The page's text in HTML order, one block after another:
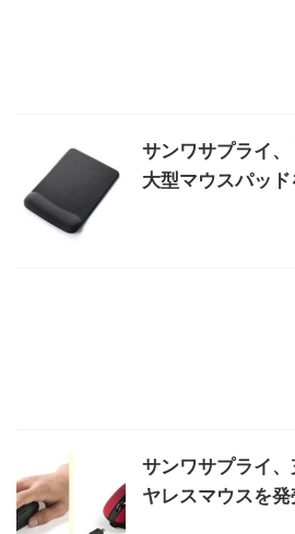
サンワサプライ
大型マウスパッ
サンワサプライ
ヤレスマウスを発